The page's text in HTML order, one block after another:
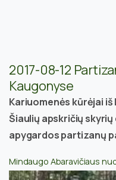
2017-08-12
Kaugonyse
Kariuomenės kūrėjai iš
Šiaulių apskričių
apygardos partizanų
Mindaugo Abaravičiaus